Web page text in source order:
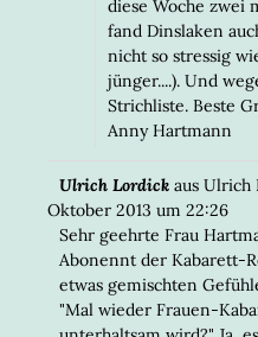
diese Woche zwei
fand Dinslaken
nicht so stressig
jünger....). Und
Strichliste. Beste
Anny Hartmann
Ulrich Lordick aus Ulrich
Oktober 2013 um 22:26
Sehr geehrte Frau
Abonennt der Kabarett-
etwas gemischten
"Mal wieder Frauen-